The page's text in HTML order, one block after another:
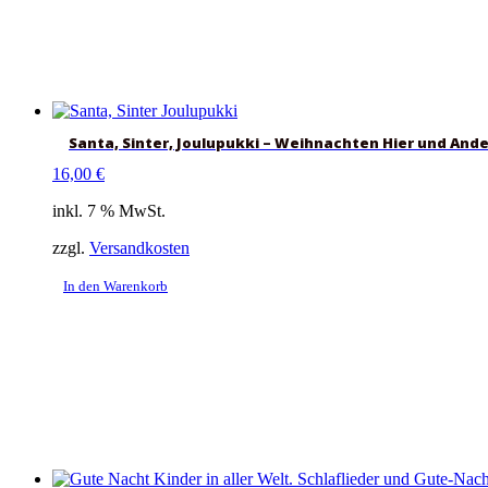
Santa, Sinter, Joulupukki – Weihnachten Hier und
16,00 €
inkl. 7 % MwSt.
zzgl. Versandkosten
In den Warenkorb